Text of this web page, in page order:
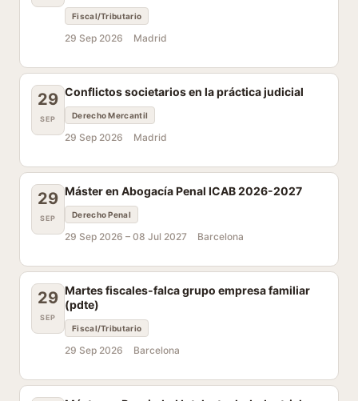
Fiscal/Tributario
29 Sep 2026 Madrid
29
SEP
Conflictos societarios en la práctica judicial
Derecho Mercantil
29 Sep 2026 Madrid
29
SEP
Máster en Abogacía Penal ICAB 2026-2027
Derecho Penal
29 Sep 2026 – 08 Jul 2027 Barcelona
29
SEP
Martes fiscales-falca grupo empresa familiar
(pdte)
Fiscal/Tributario
29 Sep 2026 Barcelona